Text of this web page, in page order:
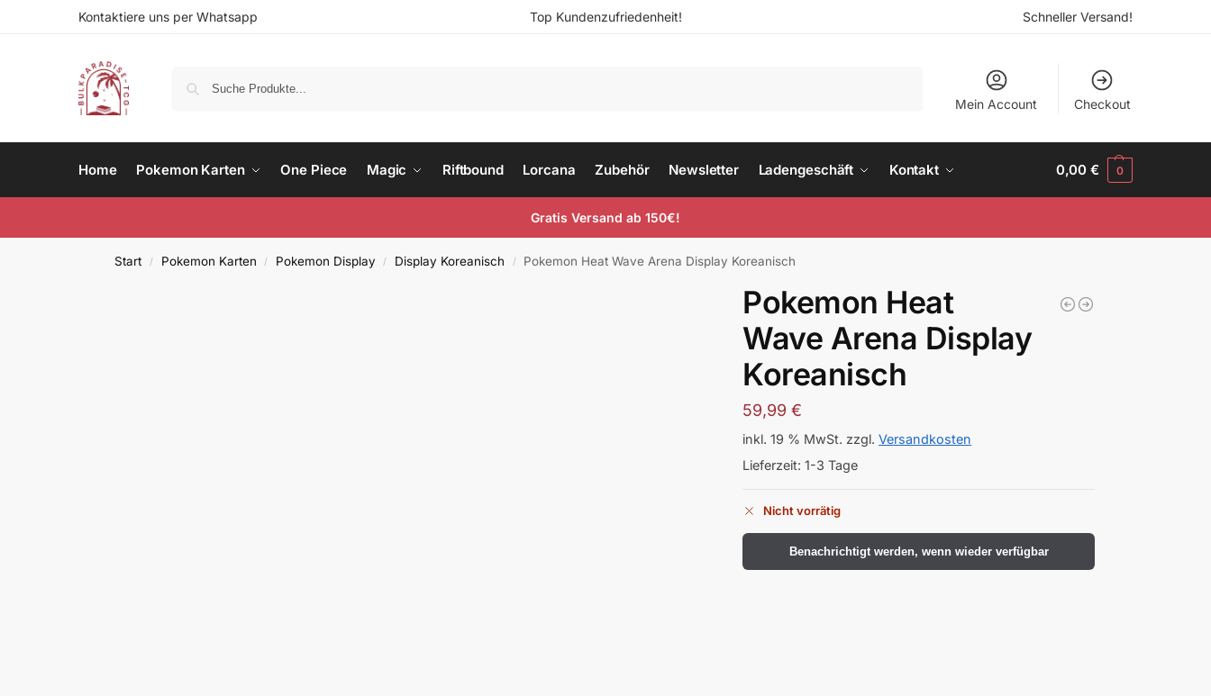
Kontaktiere uns per Whatsapp Top Kundenzufriedenheit! Schneller Versand!
Mein Account Checkout
Home Pokemon Karten One Piece Magic Riftbound Lorcana Zubehör Newsletter Ladengeschäft Kontakt 0,00€ 0
Gratis Versand ab 150€!
Start / Pokemon Karten / Pokemon Display / Display Koreanisch / Pokemon Heat Wave Arena Display Koreanisch
Pokemon Heat
Wave Arena Display
Koreanisch
59,99€
inkl. 19 % MwSt. zzgl.Versandkosten
Lieferzeit:1-3 Tage
Nicht vorrätig
Benachrichtigt werden, wenn wieder verfügbar